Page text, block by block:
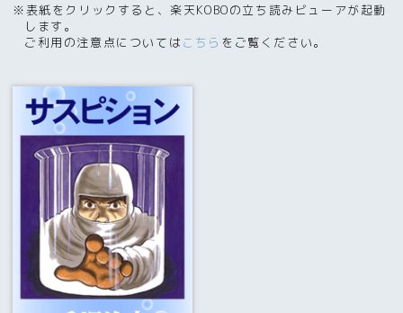
※表紙をクリックすると、楽天KOBOの立ち読みビューアが起動
します。
ご利用の注意点については こちら をご覧ください。